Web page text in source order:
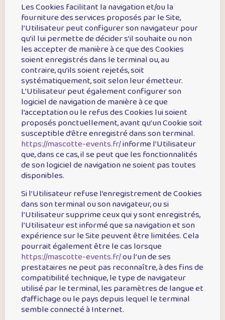
Les Cookies facilitant la navigation et/ou la
fourniture des services proposés par le Site,
l’Utilisateur peut configurer son navigateur pour
qu’il lui permette de décider s’il souhaite ou non
les accepter de manière à ce que des Cookies
soient enregistrés dans le terminal ou, au
contraire, qu’ils soient rejetés, soit
systématiquement, soit selon leur émetteur.
L’Utilisateur peut également configurer son
logiciel de navigation de manière à ce que
l’acceptation ou le refus des Cookies lui soient
proposés ponctuellement, avant qu’un Cookie soit
susceptible d’être enregistré dans son terminal.
https://mascotte-events.fr/informe l’Utilisateur
que, dans ce cas, il se peut que les fonctionnalités
de son logiciel de navigation ne soient pas toutes
disponibles.
Si l’Utilisateur refuse l’enregistrement de Cookies
dans son terminal ou son navigateur, ou si
l’Utilisateur supprime ceux qui y sont enregistrés,
l’Utilisateur est informé que sa navigation et son
expérience sur le Site peuvent être limitées. Cela
pourrait également être le cas lorsque
https://mascotte-events.fr/ou l’un de ses
prestataires ne peut pas reconnaître, à des fins de
compatibilité technique, le type de navigateur
utilisé par le terminal, les paramètres de langue et
d’affichage ou le pays depuis lequel le terminal
semble connecté à Internet.